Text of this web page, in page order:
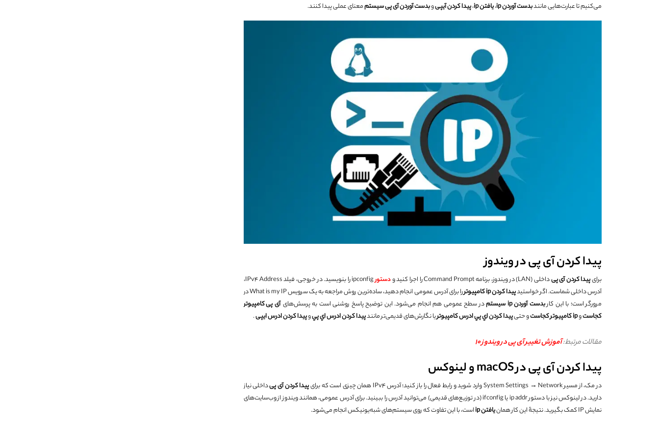
می‌کنیم تا عبارت‌هایی مانندبدست آوردنip ،یافتنip ،پیدا کردن آیپیوبدست آوردن آی پی سیستممعنای عملی پیدا کنند.
پیدا کردن آی پی در ویندوز
برایپیدا کردن آی پیداخلی (LAN) در ویندوز، برنامه Command Prompt را اجرا کنید و دستور
ipconfig را بنویسید. در خروجی، فیلد IPv4 Address،
آدرس داخلی شماست. اگر خواستیدپیدا کردنip کامپیوتر
را برای آدرس عمومی انجام دهید، ساده‌ترین روش مراجعه به یک سرویس What is my IP در
مرورگر است؛ با این کاربدست آوردنip سیستمدر سطح عمومی هم انجام می‌شود. این توضیح پاسخ روشنی است به پرسش‌هایآی پی کامپیوتر
کجاستوipکامپیوتر کجاستو حتیپيدا كردن اي پي ادرس کامپیوتریا نگارش‌های قدیمی‌تر مانندپيدا كردن ادرس اي پيوپيدا كردن ادرس ایپی.
مقالات مرتبط:آموزش تغییر آی پی در ویندوز 10
پیدا کردن آی پی در macOS و لینوکس
در مک، از مسیر System Settings → Network وارد شوید و رابط فعال را باز کنید؛ آدرس IPv4 همان چیزی است که برای پیدا کردن آی پیداخلی نیاز
دارید. در لینوکس نیز با دستور ip addr یا ifconfig (در توزیع‌های قدیمی) می‌توانید آدرس را ببینید. برای آدرس عمومی، همانند ویندوز از وب‌سایت‌های
نمایش IP کمک بگیرید. نتیجۀ این کار همان
یافتنip است، با این تفاوت که روی سیستم‌های شبه‌یونیکس انجام می‌شود.